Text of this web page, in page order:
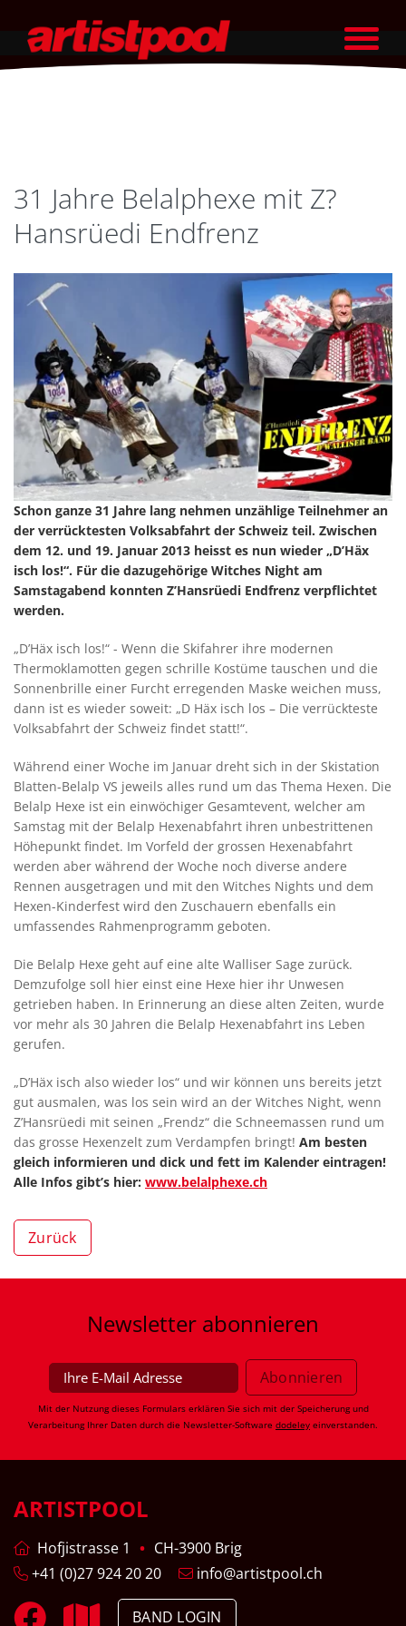
31 Jahre Belalphexe mit Z?
Hansrüedi Endfrenz
Schon ganze 31 Jahre lang nehmen unzählige Teilnehmer an
der verrücktesten Volksabfahrt der Schweiz teil. Zwischen
dem 12. und 19. Januar 2013 heisst es nun wieder „D’Häx
isch los!“. Für die dazugehörige Witches Night am
Samstagabend konnten Z’Hansrüedi Endfrenz verpflichtet
werden.
„D’Häx isch los!“ - Wenn die Skifahrer ihre modernen
Thermoklamotten gegen schrille Kostüme tauschen und die
Sonnenbrille einer Furcht erregenden Maske weichen muss,
dann ist es wieder soweit: „D Häx isch los – Die verrückteste
Volksabfahrt der Schweiz findet statt!“.
Während einer Woche im Januar dreht sich in der Skistation
Blatten-Belalp VS jeweils alles rund um das Thema Hexen. Die
Belalp Hexe ist ein einwöchiger Gesamtevent, welcher am
Samstag mit der Belalp Hexenabfahrt ihren unbestrittenen
Höhepunkt findet. Im Vorfeld der grossen Hexenabfahrt
werden aber während der Woche noch diverse andere
Rennen ausgetragen und mit den Witches Nights und dem
Hexen-Kinderfest wird den Zuschauern ebenfalls ein
umfassendes Rahmenprogramm geboten.
Die Belalp Hexe geht auf eine alte Walliser Sage zurück.
Demzufolge soll hier einst eine Hexe hier ihr Unwesen
getrieben haben. In Erinnerung an diese alten Zeiten, wurde
vor mehr als 30 Jahren die Belalp Hexenabfahrt ins Leben
gerufen.
„D’Häx isch also wieder los“ und wir können uns bereits jetzt
gut ausmalen, was los sein wird an der Witches Night, wenn
Z’Hansrüedi mit seinen „Frendz“ die Schneemassen rund um
das grosse Hexenzelt zum Verdampfen bringt! Am besten
gleich informieren und dick und fett im Kalender eintragen!
Alle Infos gibt’s hier: www.belalphexe.ch
Zurück
Newsletter abonnieren
Mit der Nutzung dieses Formulars erklären Sie sich mit der Speicherung und
Verarbeitung Ihrer Daten durch die Newsletter-Software dodeley einverstanden.
ARTISTPOOL
Hofjistrasse 1
CH-3900 Brig
+41 (0)27 924 20 20
info@artistpool.ch
BAND LOGIN